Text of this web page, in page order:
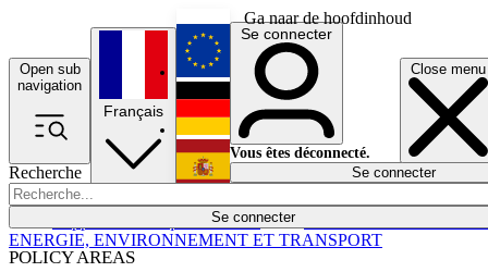
Ga naar de hoofdinhoud
Open sub
navigation
Close menu
Recherche
Se connecter
POLICY AREAS
Économie
Français
English
Deutsch
Español
Se connecter
Vous êtes déconnecté.
Se connecter
ENERGIE, ENVIRONNEMENT ET TRANSPORT